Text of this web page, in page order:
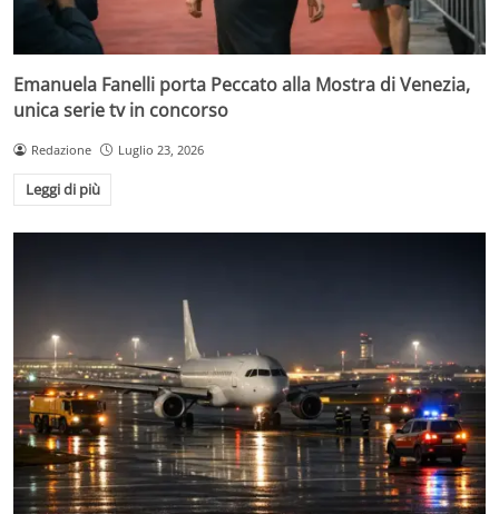
Emanuela Fanelli porta Peccato alla Mostra di Venezia,
unica serie tv in concorso
Redazione Luglio 23, 2026
Leggi di più